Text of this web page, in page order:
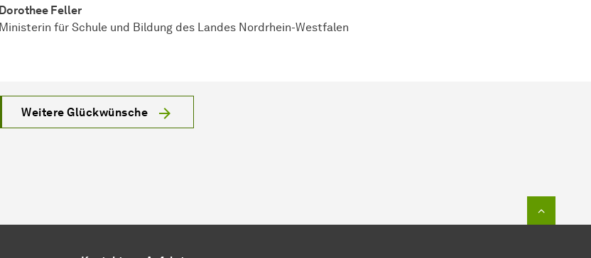
Dorothee Feller
Ministerin für Schule und Bildung des Landes Nordrhein-Westfalen
Weitere Glückwünsche